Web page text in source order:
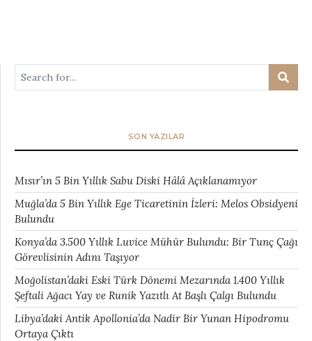
SON YAZILAR
Mısır’ın 5 Bin Yıllık Sabu Diski Hâlâ Açıklanamıyor
Muğla’da 5 Bin Yıllık Ege Ticaretinin İzleri: Melos Obsidyeni
Bulundu
Konya’da 3.500 Yıllık Luvice Mühür Bulundu: Bir Tunç Çağı
Görevlisinin Adını Taşıyor
Moğolistan’daki Eski Türk Dönemi Mezarında 1.400 Yıllık
Şeftali Ağacı Yay ve Runik Yazıtlı At Başlı Çalgı Bulundu
Libya’daki Antik Apollonia’da Nadir Bir Yunan Hipodromu
Ortaya Çıktı